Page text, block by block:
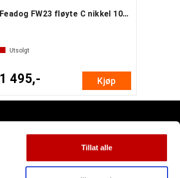
Tillat alle
Feadog FW23 fløyte C nikkel 10-pakning
Utsolgt
1 495,- Kjøp